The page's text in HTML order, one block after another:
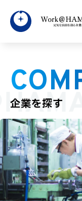
企業を探す